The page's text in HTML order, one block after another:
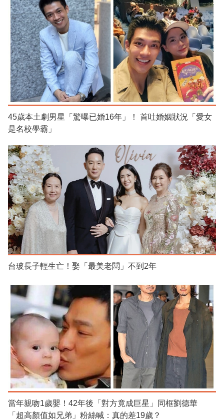
45歲本土劇男星「驚曝已婚16年」！ 首吐婚姻狀況「愛女
是名校學霸」
台玻長子輕生亡！娶「最美老闆」不到2年
當年親吻1歲嬰！42年後「對方竟成巨星」同框劉德華
「超高顏值如兄弟」粉絲喊：真的差19歲？